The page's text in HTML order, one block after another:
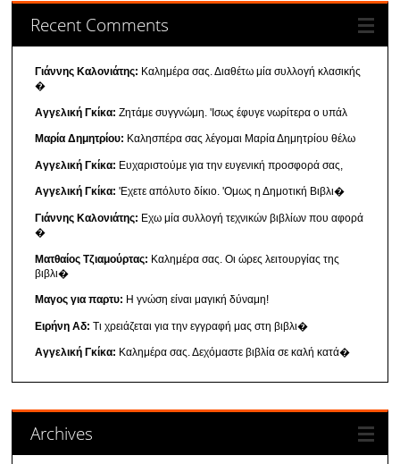
Recent Comments
Γιάννης Καλονιάτης: Καλημέρα σας. Διαθέτω μία συλλογή κλασικής
�
Αγγελική Γκίκα: Ζητάμε συγγνώμη. 'Ισως έφυγε νωρίτερα ο υπάλ
Μαρία Δημητρίου: Καλησπέρα σας λέγομαι Μαρία Δημητρίου θέλω
Αγγελική Γκίκα: Ευχαριστούμε για την ευγενική προσφορά σας,
Αγγελική Γκίκα: 'Εχετε απόλυτο δίκιο. 'Ομως η Δημοτική Βιβλι�
Γιάννης Καλονιάτης: Εχω μία συλλογή τεχνικών βιβλίων που αφορά
�
Ματθαίος Τζιαμούρτας: Καλημέρα σας. Οι ώρες λειτουργίας της
βιβλι�
Μαγος για παρτυ: Η γνώση είναι μαγική δύναμη!
Ειρήνη Αδ: Τι χρειάζεται για την εγγραφή μας στη βιβλι�
Αγγελική Γκίκα: Καλημέρα σας. Δεχόμαστε βιβλία σε καλή κατά�
Archives